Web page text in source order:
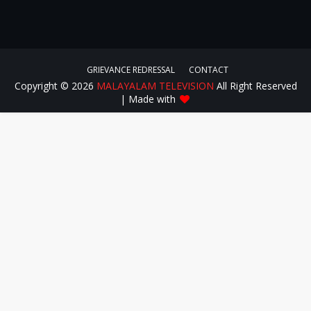
GRIEVANCE REDRESSAL CONTACT
Copyright © 2026 MALAYALAM TELEVISION All Right Reserved
| Made with